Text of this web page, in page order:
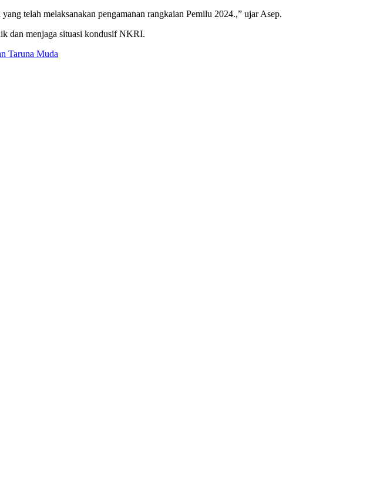
telah melaksanakan pengamanan rangkaian Pemilu 2024.,” ujar Asep.
dan menjaga situasi kondusif NKRI.
Taruna Muda